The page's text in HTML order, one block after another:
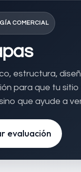
COMERCIAL
estructura,
para que tu sitio
que ayude a
evaluación